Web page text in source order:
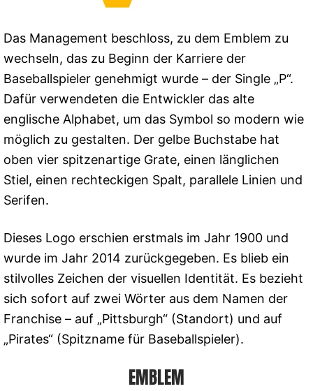
Das Management beschloss, zu dem Emblem zu
wechseln, das zu Beginn der Karriere der
Baseballspieler genehmigt wurde – der Single „P“.
Dafür verwendeten die Entwickler das alte
englische Alphabet, um das Symbol so modern wie
möglich zu gestalten. Der gelbe Buchstabe hat
oben vier spitzenartige Grate, einen länglichen
Stiel, einen rechteckigen Spalt, parallele Linien und
Serifen.
Dieses Logo erschien erstmals im Jahr 1900 und
wurde im Jahr 2014 zurückgegeben. Es blieb ein
stilvolles Zeichen der visuellen Identität. Es bezieht
sich sofort auf zwei Wörter aus dem Namen der
Franchise – auf „Pittsburgh“ (Standort) und auf
„Pirates“ (Spitzname für Baseballspieler).
EMBLEM